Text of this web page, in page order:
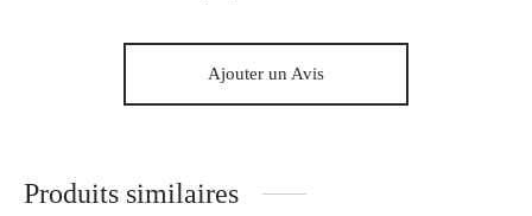
Ajouter un Avis
Produits similaires